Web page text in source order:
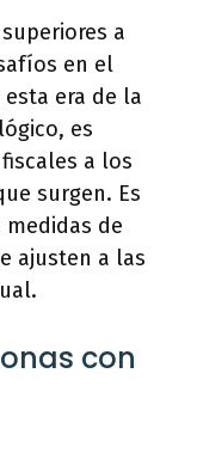
a
en el
era de la
es
a los
surgen. Es
de
ajusten a las
con